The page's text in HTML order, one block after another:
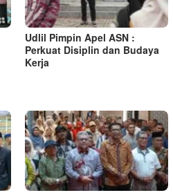
Udlil Pimpin Apel ASN :
Perkuat Disiplin dan Budaya
Kerja